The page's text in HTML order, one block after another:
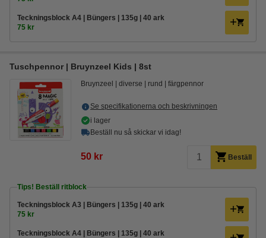
Teckningsblock A4 | Büngers | 135g | 40 ark
75 kr
Tuschpennor | Bruynzeel Kids | 8st
Bruynzeel diverse rund färgpennor
Se specifikationerna och beskrivningen
i lager
Beställ nu så skickar vi idag!
50 kr Beställ
Tips! Beställ ritblock
Teckningsblock A3 | Büngers | 135g | 40 ark
75 kr
Teckningsblock A4 | Büngers | 135g | 40 ark